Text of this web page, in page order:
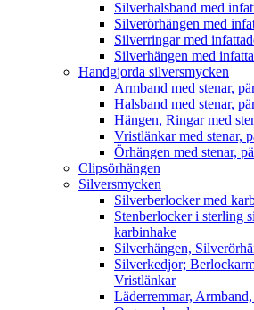
Silverhalsband med
Silverörhängen med
Silverringar med
Silverhängen med
Handgjorda silversmycken
Armband med stenar,
Halsband med stenar,
Hängen, Ringar med
Vristlänkar med stenar,
Örhängen med stenar,
Clipsörhängen
Silversmycken
Silverberlocker med
Stenberlocker i sterling
karbinhake
Silverhängen,
Silverkedjor;
Vristlänkar
Läderremmar,